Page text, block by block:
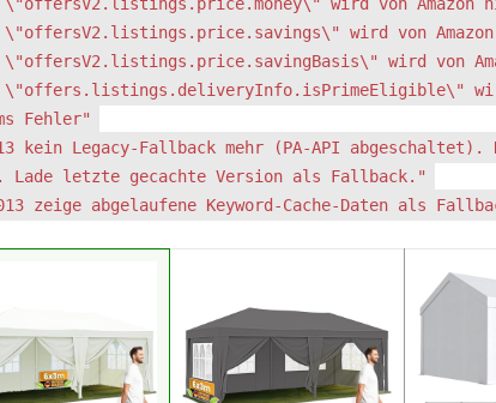
\"offersV2.listings.price.savings\" wird von
\"offersV2.listings.price.savingBasis\" wird von
\"offers.listings.deliveryInfo.isPrimeEligible\"
Fehler"
kein Legacy-Fallback mehr (PA-API
Lade letzte gecachte Version als Fallback."
zeige abgelaufene Keyword-Cache-Daten als